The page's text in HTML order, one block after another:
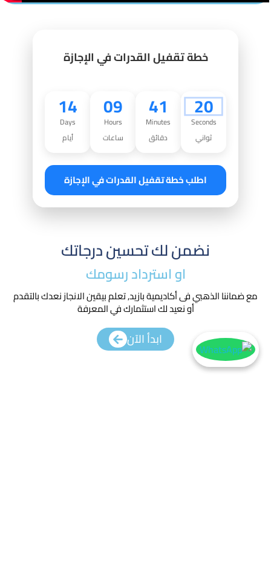
خطة تقفيل القدرات في الإجازة
14
Days
أيام
09
Hours
ساعات
41
Minutes
دقائق
19
Seconds
ثواني
اطلب خطة تقفيل القدرات في الإجازة
نضمن لك تحسين درجاتك
او استرداد رسومك​
مع ضماننا الذهبي فى أكاديمية بازيد, تعلم بيقين الانجاز نعدك بالتقدم
أو نعيد لك استثمارك في المعرفة
ابدأ الآن